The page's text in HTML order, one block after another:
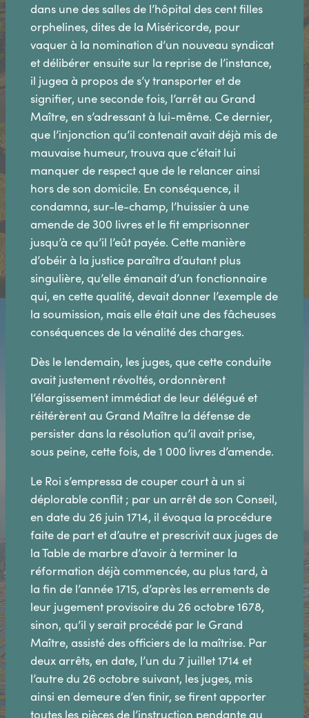
dans une des salles de l’hôpital des cent filles
orphelines, dites de la Miséricorde, pour
vaquer à la nomination d’un nouveau syndicat
et délibérer ensuite sur la reprise de l’instance,
il jugea à propos de s’y transporter et de
signifier, une seconde fois, l’arrêt au Grand
Maître, en s’adressant à lui-même. Ce dernier,
que l’injonction qu’il contenait avait déjà mis de
mauvaise humeur, trouva que c’était lui
manquer de respect que de le relancer ainsi
hors de son domicile. En conséquence, il
condamna, sur-le-champ, l’huissier à une
amende de 300 livres et le fit emprisonner
jusqu’à ce qu’il l’eût payée. Cette manière
d’obéir à la justice paraîtra d’autant plus
singulière, qu’elle émanait d’un fonctionnaire
qui, en cette qualité, devait donner l’exemple de
la soumission, mais elle était une des fâcheuses
conséquences de la vénalité des charges.
Dès le lendemain, les juges, que cette conduite
avait justement révoltés, ordonnèrent
l’élargissement immédiat de leur délégué et
réitérèrent au Grand Maître la défense de
persister dans la résolution qu’il avait prise,
sous peine, cette fois, de 1 000 livres d’amende.
Le Roi s’empressa de couper court à un si
déplorable conflit ; par un arrêt de son Conseil,
en date du 26 juin 1714, il évoqua la procédure
faite de part et d’autre et prescrivit aux juges de
la Table de marbre d’avoir à terminer la
réformation déjà commencée, au plus tard, à
la fin de l’année 1715, d’après les errements de
leur jugement provisoire du 26 octobre 1678,
sinon, qu’il y serait procédé par le Grand
Maître, assisté des officiers de la maîtrise. Par
deux arrêts, en date, l’un du 7 juillet 1714 et
l’autre du 26 octobre suivant, les juges, mis
ainsi en demeure d’en finir, se firent apporter
toutes les pièces de l’instruction pendante au